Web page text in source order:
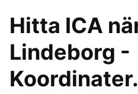
Hitta ICA
Lindeborg -